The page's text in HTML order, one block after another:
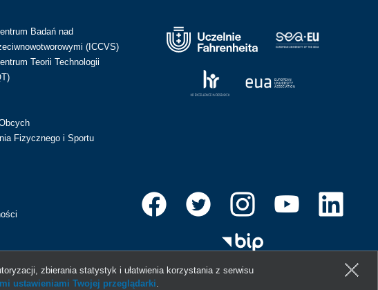
Badań nad
(ICCVS)
Teorii Technologii
Fizycznego i Sportu
zbierania statystyk i ułatwienia korzystania z serwisu
ustawieniami Twojej przeglądarki.